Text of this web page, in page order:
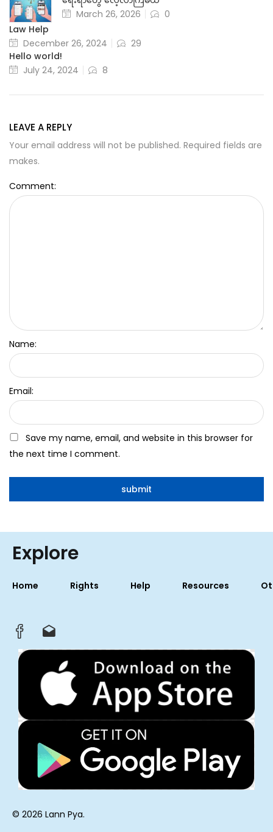
March 26, 2026
0
Law Help
December 26, 2024
29
Hello world!
July 24, 2024
8
LEAVE A REPLY
Your email address will not be published. Required fields are
makes.
Comment:
Name:
Email:
Save my name, email, and website in this browser for
the next time I comment.
Explore
Home Rights Help Resources
© 2026 Lann Pya.